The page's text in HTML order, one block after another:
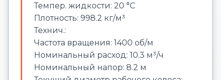
Темпер. жидкости: 20 °C
Плотность: 998.2 кг/м³
Технич.:
Частота вращения: 1400 об/м
Номинальный расход: 10.3 м³/ч
Номинальный напор: 8.2 м